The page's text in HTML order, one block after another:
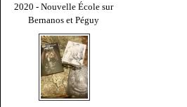
2020 - Nouvelle École sur
Bernanos et Péguy